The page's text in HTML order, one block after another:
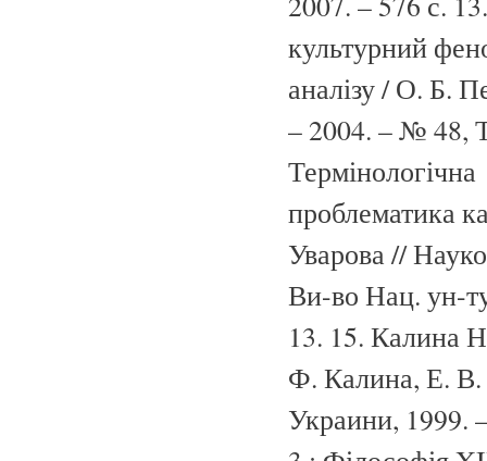
культурний
аналізу / О. Б.
– 2004. – № 48,
Термінологічна
проблематика
Уварова //
Ви-во Нац. ун-
13. 15. Калина
Ф. Калина, Е.
Украини, 1999.